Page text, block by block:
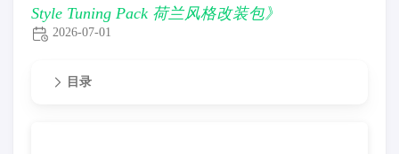
Style Tuning Pack 荷兰风格改装包》
2026-07-01
目录